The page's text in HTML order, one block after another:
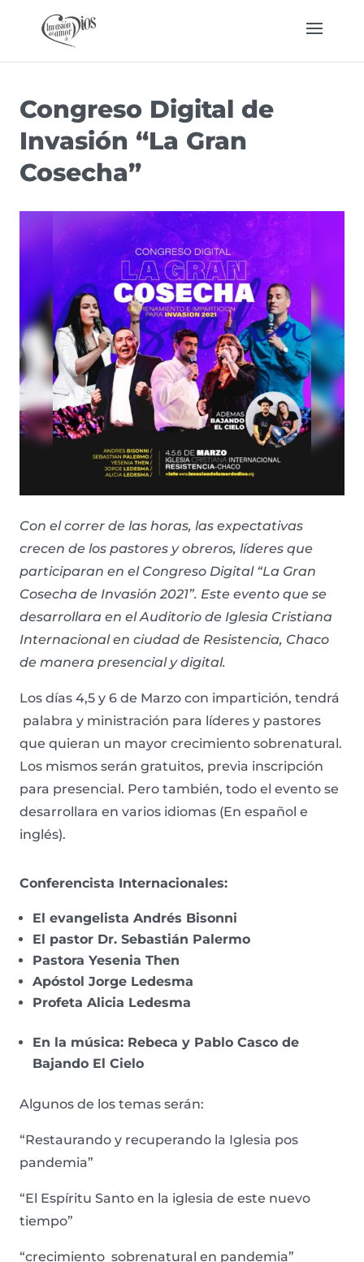
Congreso Digital de
Invasión “La Gran
Cosecha”
Con el correr de las horas, las expectativas
crecen de los pastores y obreros, líderes que
participaran en el Congreso Digital “La Gran
Cosecha de Invasión 2021”. Este evento que se
desarrollara en el Auditorio de Iglesia Cristiana
Internacional en ciudad de Resistencia, Chaco
de manera presencial y digital.
Los días 4,5 y 6 de Marzo con impartición, tendrá
palabra y ministración para líderes y pastores
que quieran un mayor crecimiento sobrenatural.
Los mismos serán gratuitos, previa inscripción
para presencial. Pero también, todo el evento se
desarrollara en varios idiomas (En español e
inglés).
Conferencista Internacionales:
El evangelista Andrés Bisonni
El pastor Dr. Sebastián Palermo
Pastora Yesenia Then
Apóstol Jorge Ledesma
Profeta Alicia Ledesma
En la música: Rebeca y Pablo Casco de
Bajando El Cielo
Algunos de los temas serán:
“Restaurando y recuperando la Iglesia pos
pandemia”
“El Espíritu Santo en la iglesia de este nuevo
tiempo”
“crecimiento sobrenatural en pandemia”